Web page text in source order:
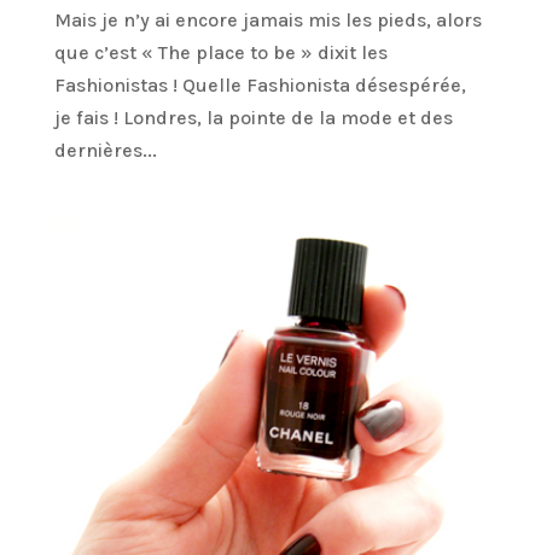
Mais je n’y ai encore jamais mis les pieds, alors
que c’est « The place to be » dixit les
Fashionistas ! Quelle Fashionista désespérée,
je fais ! Londres, la pointe de la mode et des
dernières...